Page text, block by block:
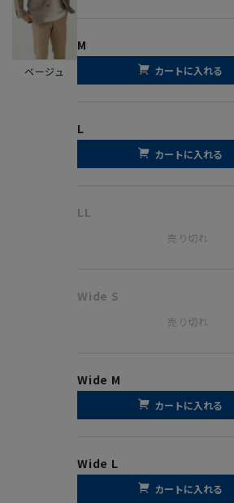
ベージュ
M
カートに入れる
L
カートに入れる
LL
売り切れ
Wide S
売り切れ
Wide M
カートに入れる
Wide L
カートに入れる